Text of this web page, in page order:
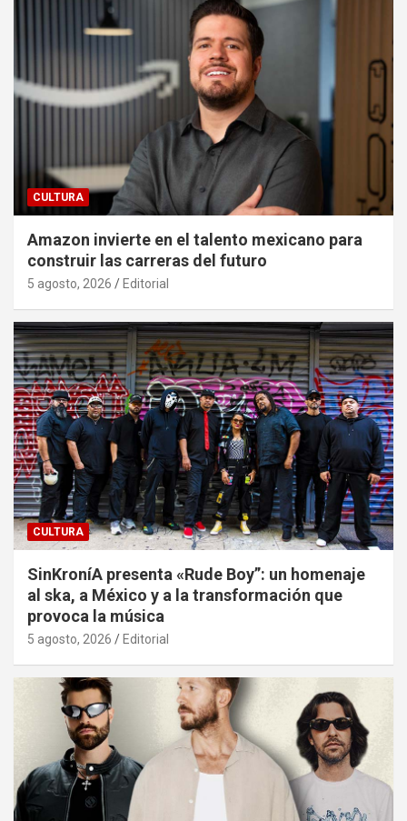
CULTURA
Amazon invierte en el talento mexicano para
construir las carreras del futuro
5 agosto, 2026 Editorial
CULTURA
SinKroníA presenta «Rude Boy”: un homenaje
al ska, a México y a la transformación que
provoca la música
5 agosto, 2026 Editorial